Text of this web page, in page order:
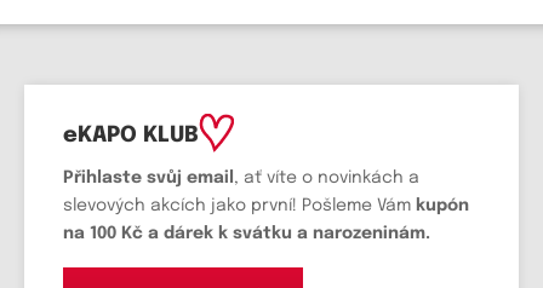
eKAPO KLUB
Přihlaste svůj email , ať víte o novinkách a
slevových akcích jako první! Pošleme Vám kupón
na 100 Kč a dárek k svátku a narozeninám.